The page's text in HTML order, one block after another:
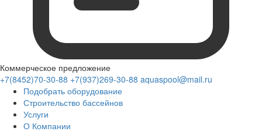
Коммерческое предложение
+7(8452)70-30-88 +7(937)269-30-88 aquaspool@mail.ru
Подобрать оборудование
Строительство бассейнов
Услуги
О Компании